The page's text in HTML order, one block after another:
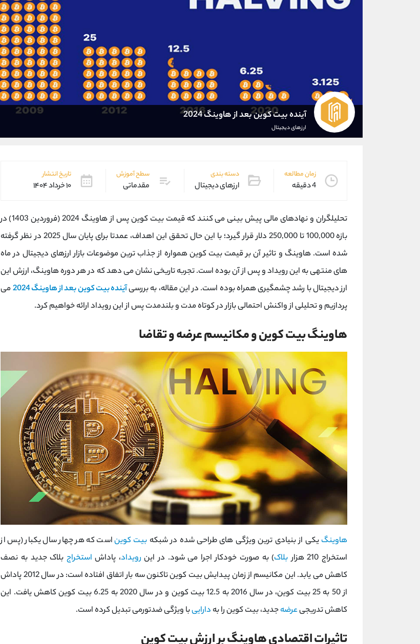
آینده بیت کوین بعد از هاوینگ 2024
ارزهای دیجیتال
زمان مطالعه
4 دقیقه
دسته بندی
ارزهای دیجیتال
سطح آموزش
مقدماتی
تاریخ انتشار
۱۰ خرداد ۱۴۰۴
تحلیلگران و نهادهای مالی پیش ‌بینی می کنند که قیمت بیت‌ کوین پس از هاوینگ 2024 (فروردین 1403) در
بازه 100,000 تا 250,000 دلار قرار گیرد؛ با این حال تحقق این اهداف، عمدتا برای پایان سال 2025 در نظر گرفته
شده است. هاوینگ و تاثیر آن بر قیمت بیت کوین همواره از جذاب‌ ترین موضوعات بازار ارزهای دیجیتال در ماه
‌های منتهی به این رویداد و پس از آن بوده است. تجربه تاریخی نشان می ‌دهد که در هر دوره هاوینگ، ارزش این
ارز دیجیتال با رشد چشمگیری همراه بوده است. در این مقاله، به بررسیآینده بیت کوین بعد از هاوینگ 2024
می
‌پردازیم و تحلیلی از واکنش احتمالی بازار در کوتاه‌ مدت و بلندمدت پس از این رویداد ارائه خواهیم کرد.
هاوینگ بیت کوین و مکانیسم عرضه و تقاضا
هاوینگ یکی از بنیادی ‌ترین ویژگی ‌های طراحی شده در شبکه بیت ‌کویناست که هر چهار سال یکبار (پس از
استخراج 210 هزار
بلاک) به صورت خودکار اجرا می ‌شود. در این رویداد، پاداش استخراج بلاک جدید به نصف
کاهش می ‌یابد. این مکانیسم از زمان پیدایش بیت کوین تاکنون سه بار اتفاق افتاده است: در سال 2012 پاداش
از 50 به 25 بیت کوین، در سال 2016 به 12.5 بیت کوین و در سال 2020 به 6.25 بیت‌ کوین کاهش یافت. این
کاهش تدریجیعرضهجدید، بیت کوین را به داراییبا ویژگی ضدتورمی تبدیل کرده است.